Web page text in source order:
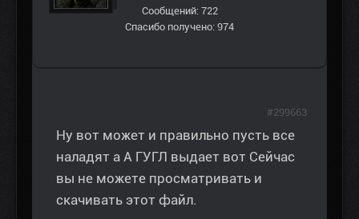
Сообщений: 722
Спасибо получено: 974
Ну вот может и правильно пусть все
наладят а А ГУГЛ выдает вот Сейчас
вы не можете просматривать и
скачивать этот файл.
#299663